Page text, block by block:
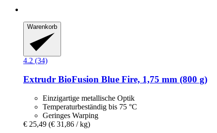
Warenkorb
4.2 (34)
Extrudr BioFusion Blue Fire, 1,75 mm (800 g)
Einzigartige metallische Optik
Temperaturbeständig bis 75 °C
Geringes Warping
€ 25,49 (€ 31,86 / kg)